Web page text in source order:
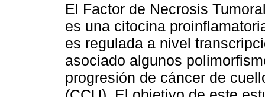
El Factor de Necrosis
es una citocina
es regulada a nivel
asociado algunos
progresión de cáncer de